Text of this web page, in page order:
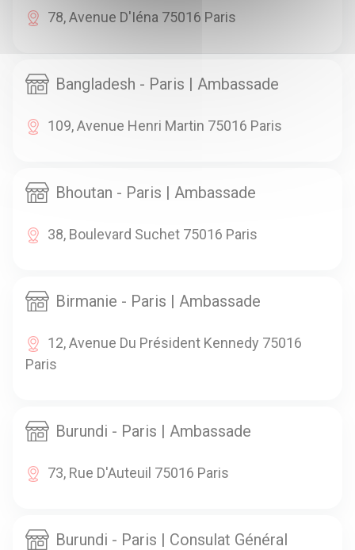
78, Avenue D'Iéna 75016 Paris
Bangladesh - Paris | Ambassade
109, Avenue Henri Martin 75016 Paris
Bhoutan - Paris | Ambassade
38, Boulevard Suchet 75016 Paris
Birmanie - Paris | Ambassade
12, Avenue Du Président Kennedy 75016
Paris
Burundi - Paris | Ambassade
73, Rue D'Auteuil 75016 Paris
Burundi - Paris | Consulat Général